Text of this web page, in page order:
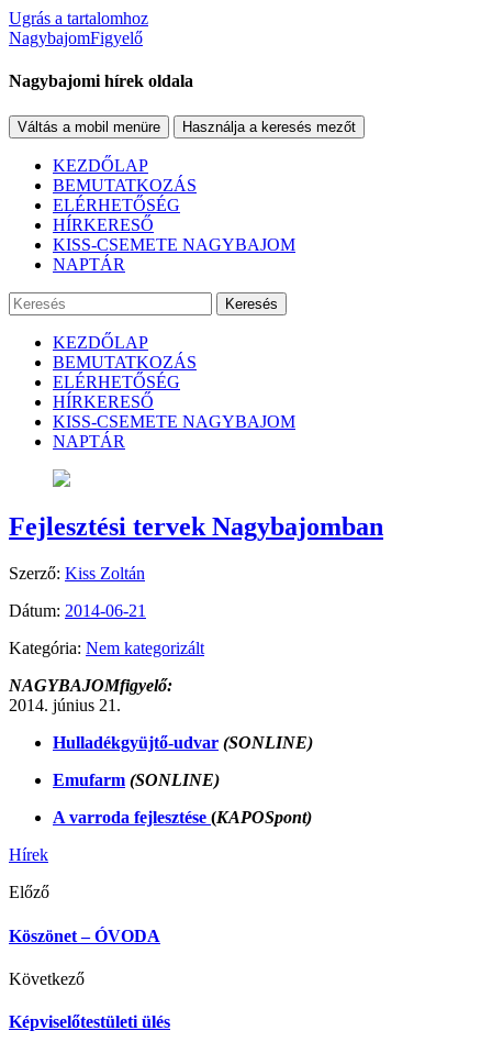
Ugrás a tartalomhoz
NagybajomFigyelő
Nagybajomi hírek oldala
Váltás a mobil menüre Használja a keresés mezőt
KEZDŐLAP
BEMUTATKOZÁS
ELÉRHETŐSÉG
HÍRKERESŐ
KISS-CSEMETE NAGYBAJOM
NAPTÁR
Keresés
KEZDŐLAP
BEMUTATKOZÁS
ELÉRHETŐSÉG
HÍRKERESŐ
KISS-CSEMETE NAGYBAJOM
NAPTÁR
Fejlesztési tervek Nagybajomban
Szerző: Kiss Zoltán
Dátum: 2014-06-21
Kategória: Nem kategorizált
NAGYBAJOMfigyelő:
2014. június 21.
Hulladékgyüjtő-udvar (SONLINE)
Emufarm (SONLINE)
A varroda fejlesztése (KAPOSpont)
Hírek
Előző
Köszönet – ÓVODA
Következő
Képviselőtestületi ülés